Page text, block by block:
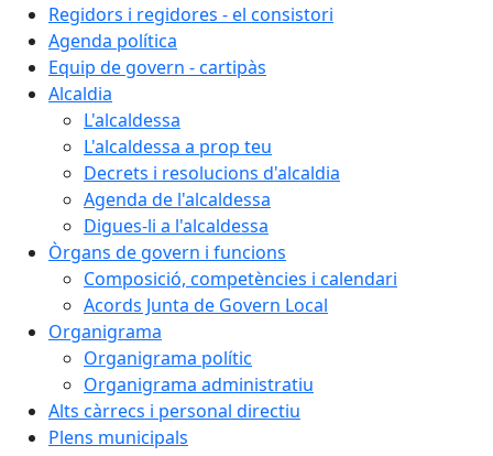
Regidors i regidores - el consistori
Agenda política
Equip de govern - cartipàs
Alcaldia
L'alcaldessa
L'alcaldessa a prop teu
Decrets i resolucions d'alcaldia
Agenda de l'alcaldessa
Digues-li a l'alcaldessa
Òrgans de govern i funcions
Composició, competències i calendari
Acords Junta de Govern Local
Organigrama
Organigrama polític
Organigrama administratiu
Alts càrrecs i personal directiu
Plens municipals